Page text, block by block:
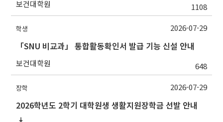
보건대학원 1108
학생
「SNU 비교과」 통합활동확인서 발급 기능 신설 안내
보건대학원 648
2026-07-29
장학
2026학년도 2학기 대학원생 생활지원장학금 선발 안내
2026-07-29